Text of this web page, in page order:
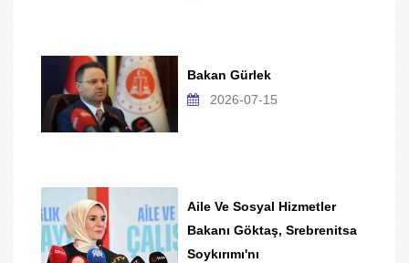
Bakan Gürlek
2026-07-15
Aile Ve Sosyal Hizmetler
Bakanı Göktaş, Srebrenitsa
Soykırımı'nı